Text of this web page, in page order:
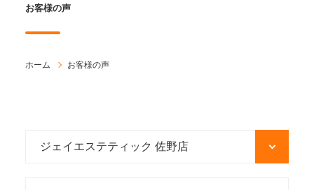
お客様の声
ホーム お客様の声